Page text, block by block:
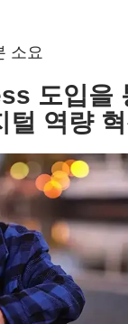
소요
도입을
털 역량